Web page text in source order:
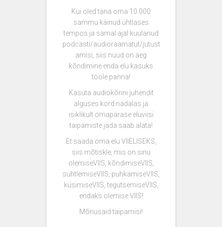
Kui oled täna oma 10 000
sammu käinud ühtlases
tempos ja samal ajal kuulanud
podcasti/audioraamatut/jutust
amisi, siis nüüd on aeg
kõndimine enda elu kasuks
tööle panna!
Kasuta audiokõnni juhendit
alguses kord nädalas ja
isiklikult omapärase eluviisi
taipamiste jada saab alata!
Et saada oma elu VIIELISEKS,
siis mõtiskle, mis on sinu
olemiseVIIS, kõndimiseVIIS,
suhtlemiseVIIS, puhkamiseVIIS,
küsimiseVIIS, tegutsemiseVIIS,
endaks olemise VIIS!
Mõnusaid taipamisi!